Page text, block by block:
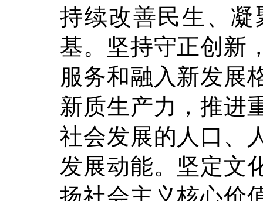
持续改善民生、
基。坚持守正创新
服务和融入新发展
新质生产力，推进
社会发展的人口、
发展动能。坚定文